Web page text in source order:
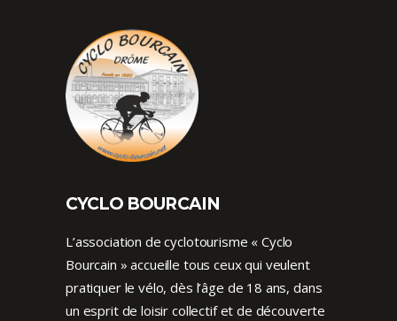
CYCLO BOURCAIN
L’association de cyclotourisme « Cyclo
Bourcain » accueille tous ceux qui veulent
pratiquer le vélo, dès l’âge de 18 ans, dans
un esprit de loisir collectif et de découverte